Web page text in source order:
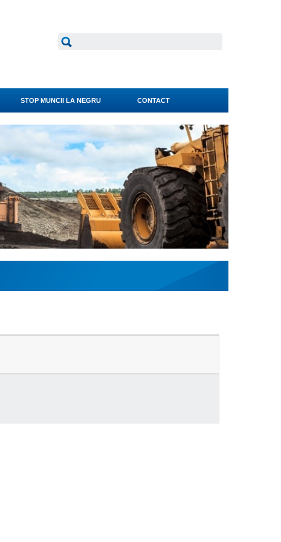
STOP MUNCII LA NEGRU CONTACT